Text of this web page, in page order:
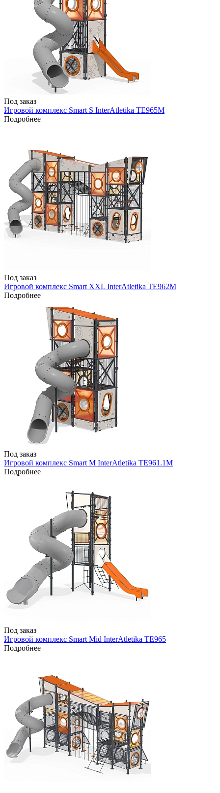
Под заказ
Игровой комплекс Smart S InterAtletika TE965M
Подробнее
Под заказ
Игровой комплекс Smart XXL InterAtletika TE962M
Подробнее
Под заказ
Игровой комплекс Smart M InterAtletika TE961.1M
Подробнее
Под заказ
Игровой комплекс Smart Mid InterAtletika TE965
Подробнее